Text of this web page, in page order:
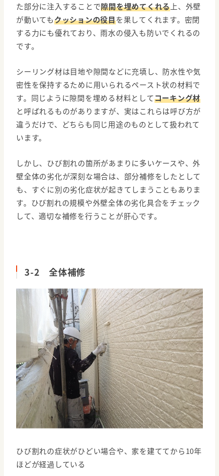
た部分に注入することで隙間を埋めてくれる 上、外壁
が動いてもクッションの役目を果してくれます。密閉
する力にも優れており、雨水の侵入も防いでくれるの
です。
シーリング材は目地や隙間などに充填し、防水性や気
密性を保持するために用いられるペースト状の材料で
す。同じように隙間を埋める材料としてコーキング材
と呼ばれるものがありますが、実はこれらは呼び方が
違うだけで、どちらも同じ用途のものとして扱われて
います。
しかし、ひび割れの箇所があまりに多いケースや、外
壁全体の劣化が深刻な場合は、部分補修をしたとして
も、すぐに別の劣化症状が起きてしまうこともありま
す。ひび割れの規模や外壁全体の劣化具合をチェック
して、適切な補修を行うことが肝心です。
3-2 全体補修
ひび割れの症状がひどい場合や、家を建ててから10年
ほどが経過している